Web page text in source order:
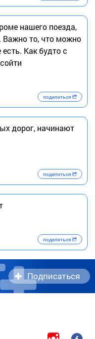
нашего поезда,
Важно то, что можно
Как будто с
поделиться
дорог, начинают
поделиться
поделиться
Подписаться